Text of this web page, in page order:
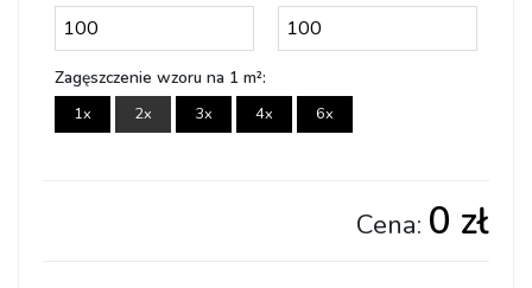
Zagęszczenie wzoru na 1 m²:
1x 2x 3x 4x 6x
Cena: 0 zł